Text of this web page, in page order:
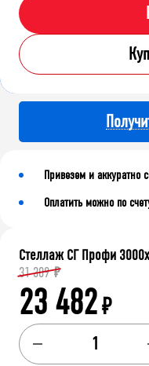
Привезем и аккуратно
Оплатить можно по
Стеллаж СГ Профи
31 309 ₽
23 482₽